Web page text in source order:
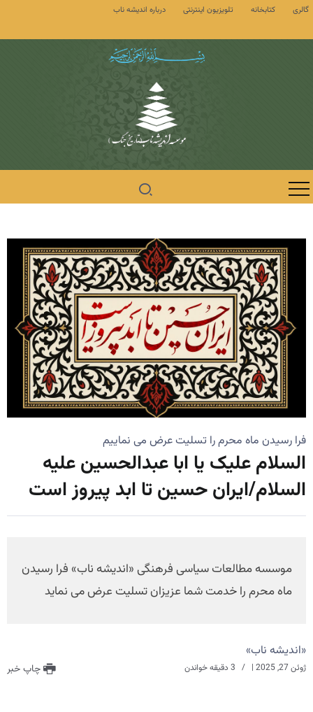
گالری کتابخانه تلویزیون اینترنتی درباره اندیشه ناب
فرا رسیدن ماه محرم را تسلیت عرض می نماییم
السلام علیک یا ابا عبدالحسین علیه
السلام/ایران حسین تا ابد پیروز است
موسسه مطالعات سیاسی فرهنگی «اندیشه ناب» فرا رسیدن
ماه محرم را خدمت شما عزیزان تسلیت عرض می نماید
«اندیشه ناب»
ژوئن 27, 2025 | چاپ خبر